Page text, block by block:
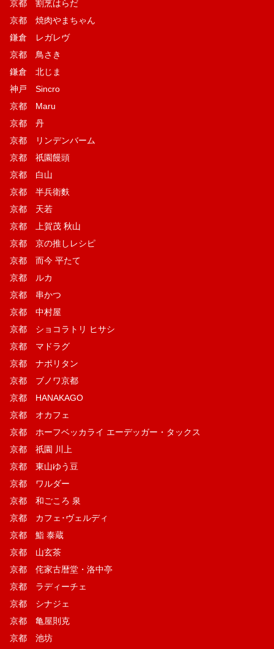
京都 割烹はらだ
京都 焼肉やまちゃん
鎌倉 レガレヴ
京都 鳥さき
鎌倉 北じま
神戸 Sincro
京都 Maru
京都 丹
京都 リンデンバーム
京都 祇園饅頭
京都 白山
京都 半兵衛麩
京都 天若
京都 上賀茂 秋山
京都 京の推しレシピ
京都 而今 平たて
京都 ルカ
京都 串かつ
京都 中村屋
京都 ショコラトリ ヒサシ
京都 マドラグ
京都 ナポリタン
京都 ブノワ京都
京都 HANAKAGO
京都 オカフェ
京都 ホーフベッカライ エーデッガー・タックス
京都 祇園 川上
京都 東山ゆう豆
京都 ワルダー
京都 和ごころ 泉
京都 カフェ･ヴェルディ
京都 鮨 泰蔵
京都 山玄茶
京都 侘家古暦堂・洛中亭
京都 ラディーチェ
京都 シナジェ
京都 亀屋則克
京都 池坊